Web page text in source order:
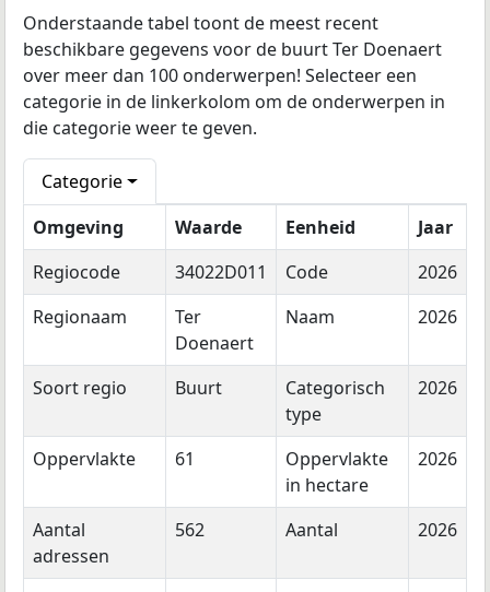
Onderstaande tabel toont de meest recent
beschikbare gegevens voor de buurt Ter Doenaert
over meer dan 100 onderwerpen! Selecteer een
categorie in de linkerkolom om de onderwerpen in
die categorie weer te geven.
Categorie
Omgeving
Waarde Eenheid
Jaar
Regiocode
34022D011 Code
2026
Regionaam
Ter
Doenaert
Naam 2026
Soort regio Buurt
Categorisch
type
2026
Oppervlakte 61
Oppervlakte
in hectare
2026
Aantal
adressen
562 Aantal 2026